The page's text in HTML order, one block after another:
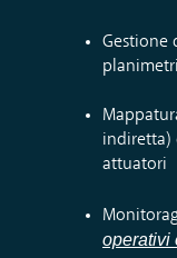
Gestione
indiretta)
attuatori
operativi